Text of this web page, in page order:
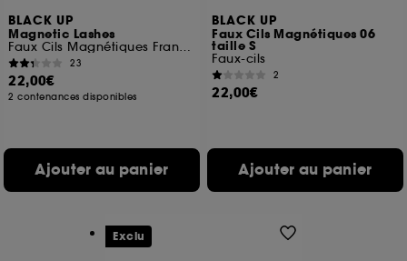
BLACK UP
Magnetic Lashes
Faux Cils Magnétiques Frange Complète
23
22,00€
2 contenances disponibles
Ajouter au panier
BLACK UP
Faux Cils Magnétiques 06
taille S
Faux-cils
2
22,00€
Ajouter au panier
Exclu